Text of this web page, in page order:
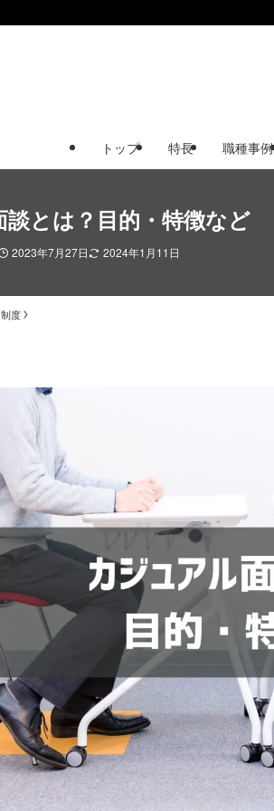
トップ 特長 職種事例
とは？目的・特徴など
2023年7月27日 2024年1月11日
度